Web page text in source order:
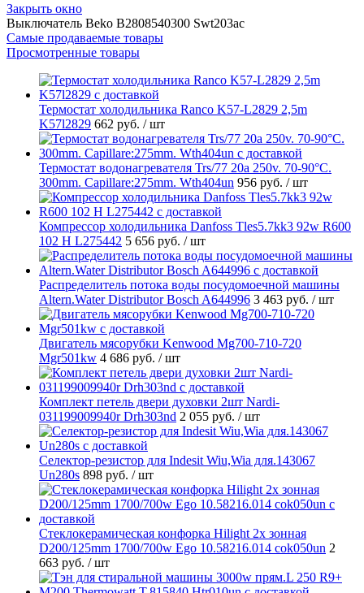
Закрыть окно
Выключатель Beko B2808540300 Swt203ac
Самые продаваемые товары
Просмотренные товары
Термостат холодильника Ranco K57-L2829 2,5m
K57l2829 662 руб. / шт
Термостат водонагревателя Trs/77 20a 250v. 70-90°C.
300mm. Capillare:275mm. Wth404un 956 руб. / шт
Компрессор холодильника Danfoss Tles5.7kk3 92w R600
102 H L275442 5 656 руб. / шт
Распределитель потока воды посудомоечной машины
Altern.Water Distributor Bosch A644996 3 463 руб. / шт
Двигатель мясорубки Kenwood Mg700-710-720
Mgr501kw 4 686 руб. / шт
Комплект петель двери духовки 2шт Nardi-
031199009940r Drh303nd 2 055 руб. / шт
Селектор-резистор для Indesit Wiu,Wia для.143067
Un280s 898 руб. / шт
Стеклокерамическая конфорка Hilight 2х зонная
D200/125mm 1700/700w Ego 10.58216.014 cok050un 2
663 руб. / шт